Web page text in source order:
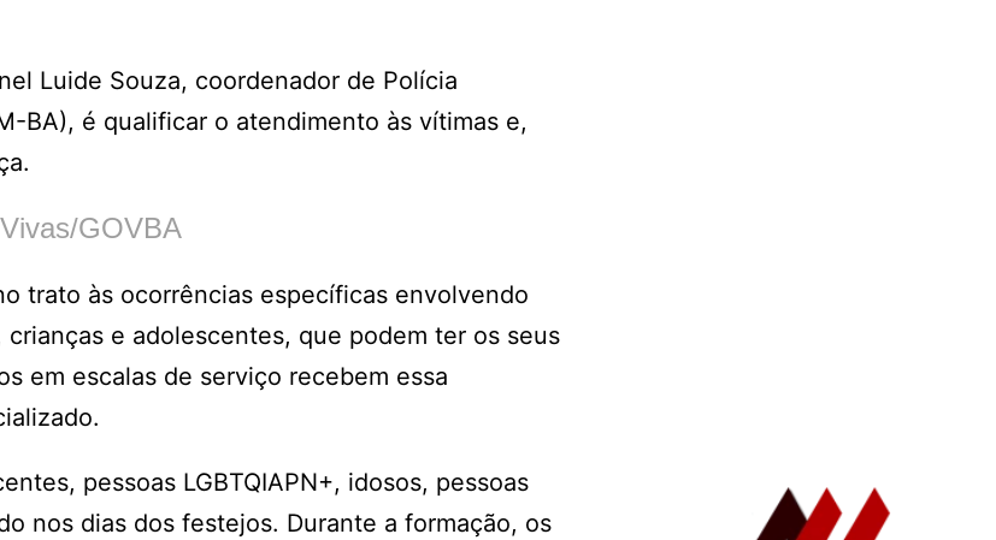
Luide Souza, coordenador de Polícia
BA), é qualificar o atendimento às vítimas e,
GOVBA
trato às ocorrências específicas envolvendo
e adolescentes, que podem ter os seus
em escalas de serviço recebem essa
pessoas LGBTQIAPN+, idosos, pessoas
nos dias dos festejos. Durante a formação, os